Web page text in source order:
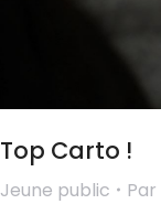
Top Carto !
Jeune public Par